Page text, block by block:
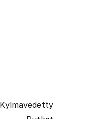
Kylmävedetty